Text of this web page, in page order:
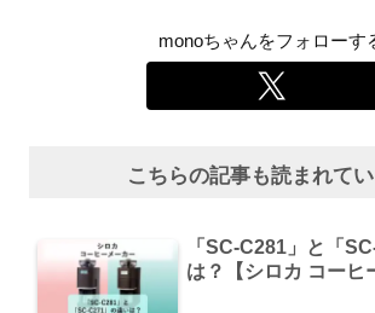
monoちゃんをフォローす
こちらの記事も読まれて
「SC-C281」と「
は？【シロカ コーヒ